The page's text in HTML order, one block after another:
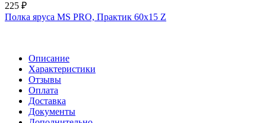
225 ₽
Полка яруса MS PRO, Практик 60х15 Z
Описание
Характеристики
Отзывы
Оплата
Доставка
Документы